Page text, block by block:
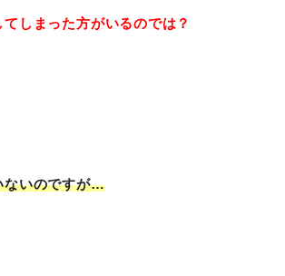
しまった方がいるのでは？
ないのですが…